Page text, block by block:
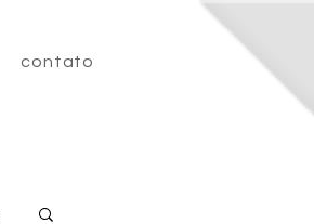
contato